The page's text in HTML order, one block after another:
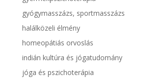
gyógymasszázs, sportmasszázs
halálközeli élmény
homeopátiás orvoslás
indián kultúra és jógatudomány
jóga és pszichoterápia